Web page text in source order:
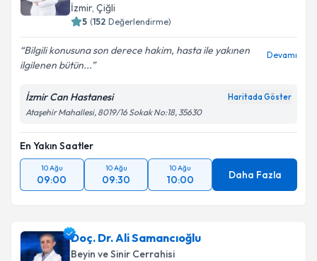
İzmir, Çiğli
5 (152 Değerlendirme)
Bilgili konusuna son derece hakim, hasta ile yakınen
ilgilenen bütün...
Devamı
İzmir Can Hastanesi Haritada Göster
Ataşehir Mahallesi, 8019/16 Sokak No:18, 35630
En Yakın Saatler
10 Ağu
09:00
10 Ağu
09:30
10 Ağu
10:00 Daha Fazla
Doç. Dr. Ali Samancıoğlu
Beyin ve Sinir Cerrahisi